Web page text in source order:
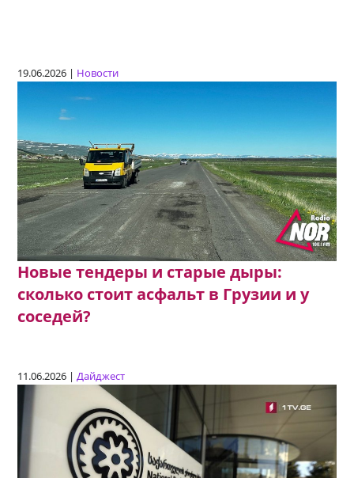
19.06.2026 | Новости
Новые тендеры и старые дыры:
сколько стоит асфальт в Грузии и у
соседей?
11.06.2026 |Дайджест